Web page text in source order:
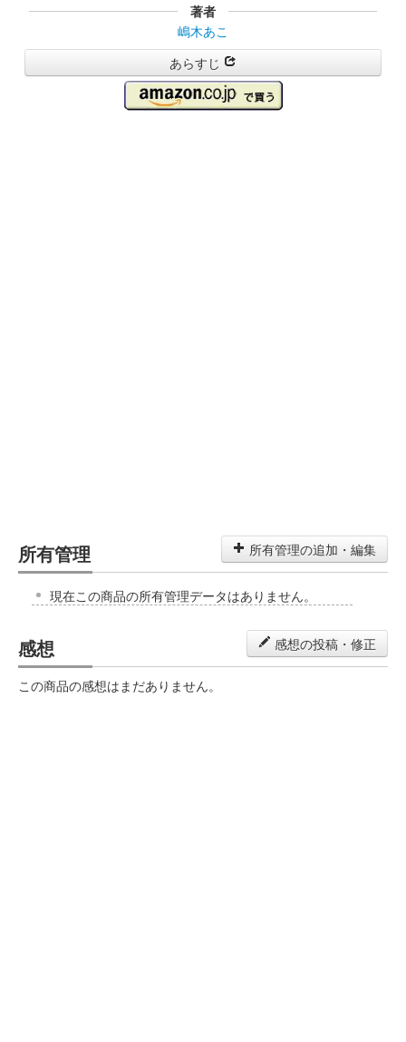
著者
嶋木あこ
あらすじ
所有管理 所有管理の追加・編集
現在この商品の所有管理データはありません。
感想 感想の投稿・修正
この商品の感想はまだありません。